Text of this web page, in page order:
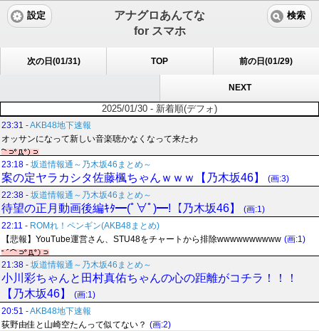
アナグロあんてな
for スマホ
設定 検索
次の日(01/31) TOP 前の日(01/29)
NEXT
2025/01/30 - 新着順(デフォ)
23:31 -AKB48地下速報
オッサンになって新しい音楽聴かなくなって来たわ
23:18 - 坂道情報通～乃木坂46まとめ～
案の定ヤラカシタ佐藤楓ちゃんｗｗｗ【乃木坂46】
(画:3)
22:38 - 坂道情報通～乃木坂46まとめ～
待望の正月動画後編ｷﾀ━(ﾟ∀ﾟ)━!【乃木坂46】
(画:1)
22:11 - ROMれ！ペンギン(AKB48まとめ)
【悲報】YouTube運営さん、STU48をチャートから排除wwwwwwwwww (画:1)
21:38 - 坂道情報通～乃木坂46まとめ～
小川彩ちゃんと田村真佑ちゃんの心の距離がコチラ！！！
【乃木坂46】
(画:1)
20:51 -AKB48地下速報
荻野由佳と山崎空たんって似てない？ (画:2)